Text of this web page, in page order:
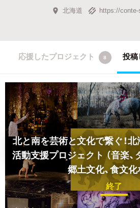
北海道 https://
応援したプロジェクト 8 投稿
北と南を芸術と文化で繋ぐ！
活動支援プロジェクト （音楽
郷土文化、食文化
終了